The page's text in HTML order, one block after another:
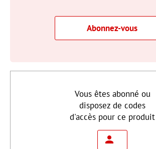
Abonnez-vous
Vous êtes abonné ou
disposez de codes
d'accès pour ce produit